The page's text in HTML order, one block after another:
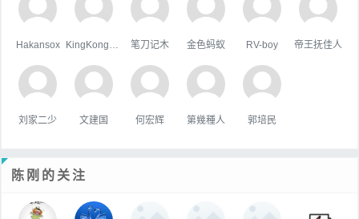
Hakansox 笔刀记木 金色蚂蚁 RV-boy 帝王抚佳人
刘家二少 文建国 何宏辉 第幾種人 郭培民
陈刚的关注